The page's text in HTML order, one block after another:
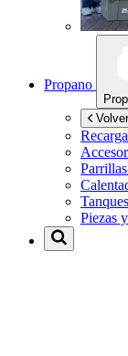
Propano
Piezas